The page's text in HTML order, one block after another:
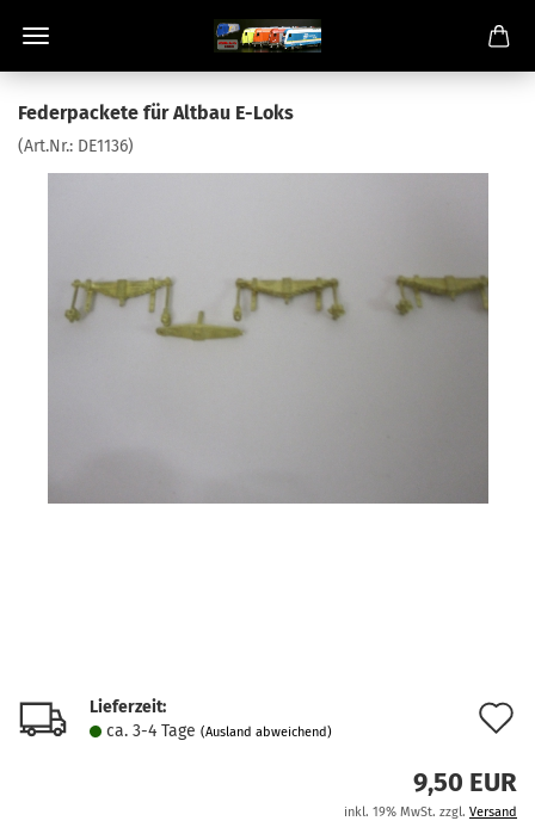
Federpackete für Altbau E-Loks
(Art.Nr.: DE1136)
Lieferzeit:
ca. 3-4 Tage (Ausland abweichend)
9,50 EUR
inkl. 19% MwSt. zzgl. Versand